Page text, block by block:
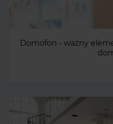
Domofon - ważny